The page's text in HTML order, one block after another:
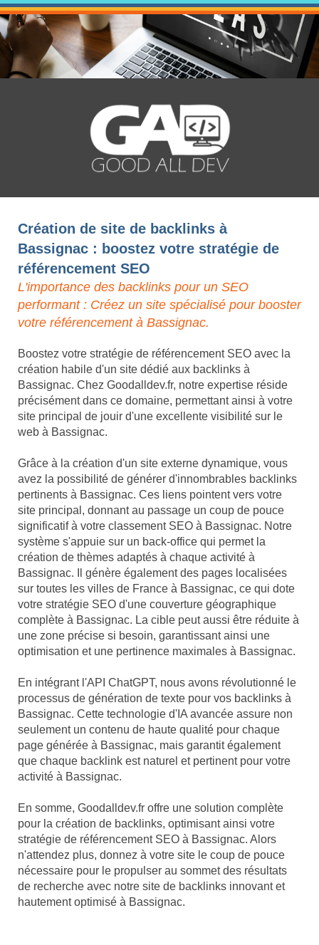
Création de site de backlinks à
Bassignac : boostez votre stratégie de
référencement SEO
L'importance des backlinks pour un SEO
performant : Créez un site spécialisé pour booster
votre référencement à Bassignac.
Boostez votre stratégie de référencement SEO avec la
création habile d'un site dédié aux backlinks à
Bassignac. Chez Goodalldev.fr, notre expertise réside
précisément dans ce domaine, permettant ainsi à votre
site principal de jouir d'une excellente visibilité sur le
web à Bassignac.
Grâce à la création d'un site externe dynamique, vous
avez la possibilité de générer d'innombrables backlinks
pertinents à Bassignac. Ces liens pointent vers votre
site principal, donnant au passage un coup de pouce
significatif à votre classement SEO à Bassignac. Notre
système s'appuie sur un back-office qui permet la
création de thèmes adaptés à chaque activité à
Bassignac. Il génère également des pages localisées
sur toutes les villes de France à Bassignac, ce qui dote
votre stratégie SEO d'une couverture géographique
complète à Bassignac. La cible peut aussi être réduite à
une zone précise si besoin, garantissant ainsi une
optimisation et une pertinence maximales à Bassignac.
En intégrant l'API ChatGPT, nous avons révolutionné le
processus de génération de texte pour vos backlinks à
Bassignac. Cette technologie d'IA avancée assure non
seulement un contenu de haute qualité pour chaque
page générée à Bassignac, mais garantit également
que chaque backlink est naturel et pertinent pour votre
activité à Bassignac.
En somme, Goodalldev.fr offre une solution complète
pour la création de backlinks, optimisant ainsi votre
stratégie de référencement SEO à Bassignac. Alors
n'attendez plus, donnez à votre site le coup de pouce
nécessaire pour le propulser au sommet des résultats
de recherche avec notre site de backlinks innovant et
hautement optimisé à Bassignac.